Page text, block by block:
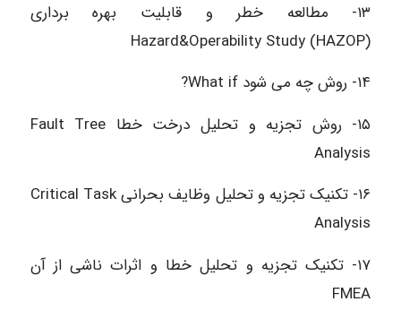
۱۳- مطالعه خطر و قابلیت بهره برداری
Hazard&Operability Study (HAZOP)
۱۴- روش چه می شود What if?
۱۵- روش تجزیه و تحلیل درخت خطا Fault Tree
Analysis
۱۶- تکنیک تجزیه و تحلیل وظایف بحرانی Critical Task
Analysis
۱۷- تکنیک تجزیه و تحلیل خطا و اثرات ناشی از آن
FMEA